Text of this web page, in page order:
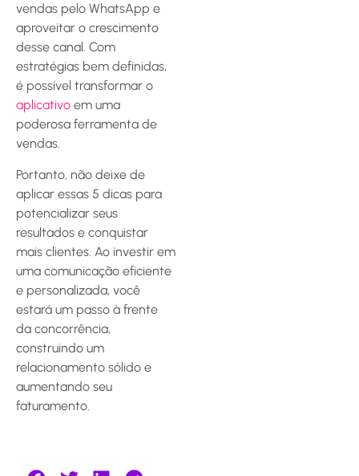
vendas pelo WhatsApp e
aproveitar o crescimento
desse canal. Com
estratégias bem definidas,
é possível transformar o
aplicativo em uma
poderosa ferramenta de
vendas.
Portanto, não deixe de
aplicar essas 5 dicas para
potencializar seus
resultados e conquistar
mais clientes. Ao investir em
uma comunicação eficiente
e personalizada, você
estará um passo à frente
da concorrência,
construindo um
relacionamento sólido e
aumentando seu
faturamento.